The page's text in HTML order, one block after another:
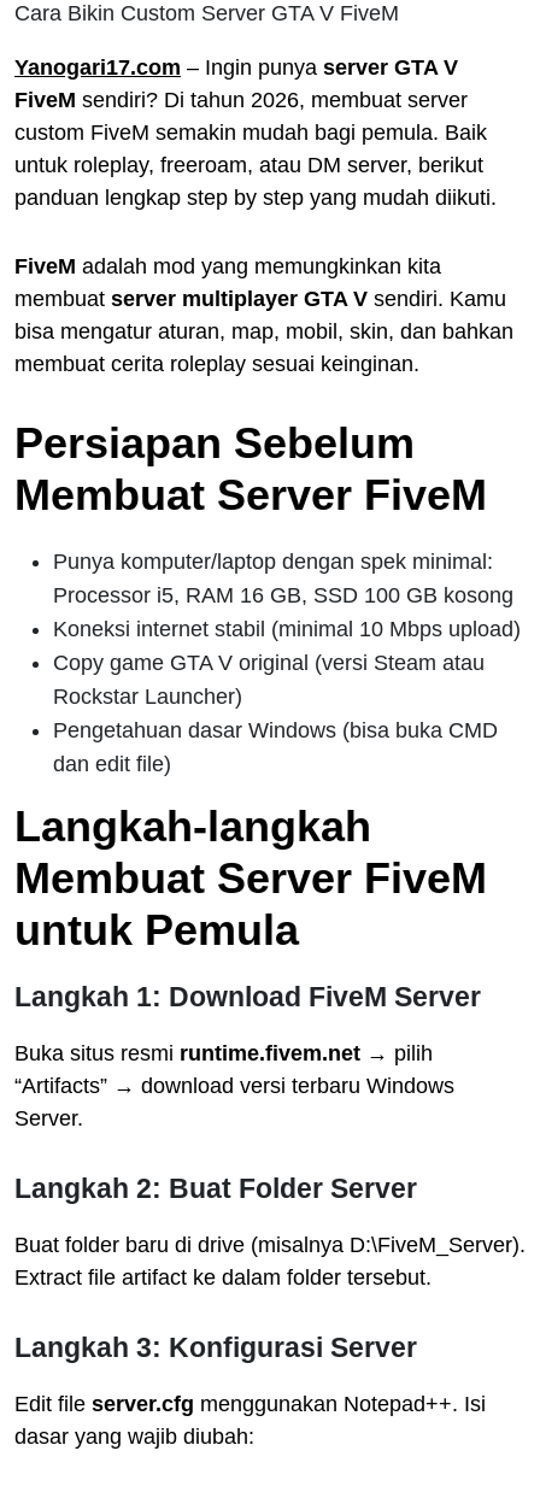
Cara Bikin Custom Server GTA V FiveM
Yanogari17.com – Ingin punya server GTA V
FiveM sendiri? Di tahun 2026, membuat server
custom FiveM semakin mudah bagi pemula. Baik
untuk roleplay, freeroam, atau DM server, berikut
panduan lengkap step by step yang mudah diikuti.
FiveM adalah mod yang memungkinkan kita
membuat server multiplayer GTA V sendiri. Kamu
bisa mengatur aturan, map, mobil, skin, dan bahkan
membuat cerita roleplay sesuai keinginan.
Persiapan Sebelum
Membuat Server FiveM
Punya komputer/laptop dengan spek minimal:
Processor i5, RAM 16 GB, SSD 100 GB kosong
Koneksi internet stabil (minimal 10 Mbps upload)
Copy game GTA V original (versi Steam atau
Rockstar Launcher)
Pengetahuan dasar Windows (bisa buka CMD
dan edit file)
Langkah-langkah
Membuat Server FiveM
untuk Pemula
Langkah 1: Download FiveM Server
Buka situs resmi runtime.fivem.net → pilih
“Artifacts” → download versi terbaru Windows
Server.
Langkah 2: Buat Folder Server
Buat folder baru di drive (misalnya D:\FiveM_Server).
Extract file artifact ke dalam folder tersebut.
Langkah 3: Konfigurasi Server
Edit file server.cfg menggunakan Notepad++. Isi
dasar yang wajib diubah: